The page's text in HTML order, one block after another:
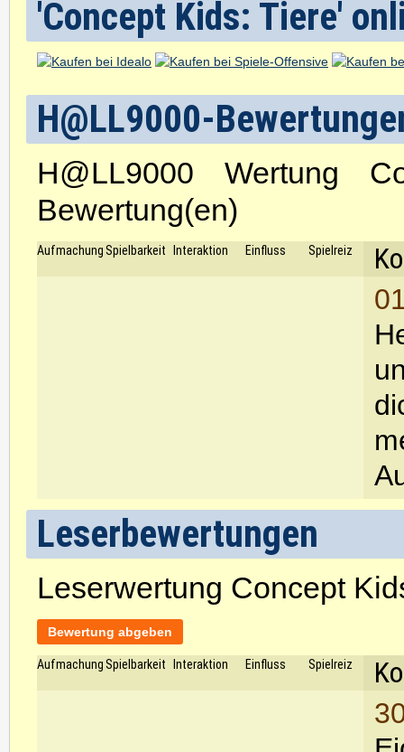
'Concept Kids: Tiere'
H@LL9000-
H@LL9000 Wertung
Bewertung(en)
Aufmachung Spielbarkeit Interaktion Einfluss Spielreiz
Leserbewertungen
Leserwertung Concept
Bewertung abgeben
Aufmachung Spielbarkeit Interaktion Einfluss Spielreiz